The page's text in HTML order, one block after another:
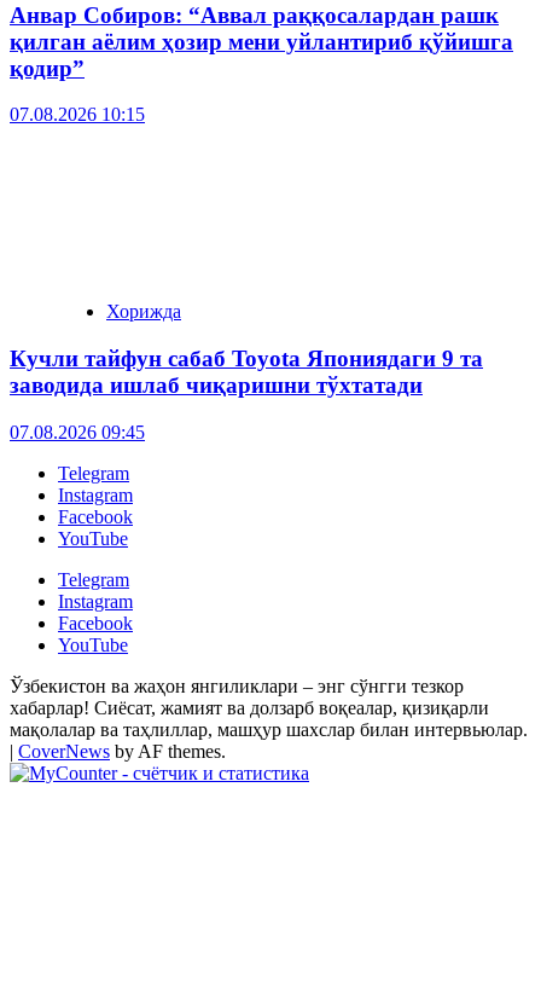
Анвар Собиров: “Аввал раққосалардан рашк
қилган аёлим ҳозир мени уйлантириб қўйишга
қодир”
07.08.2026 10:15
Хорижда
Кучли тайфун сабаб Toyota Япониядаги 9 та
заводида ишлаб чиқаришни тўхтатади
07.08.2026 09:45
Telegram
Instagram
Facebook
YouTube
Telegram
Instagram
Facebook
YouTube
Ўзбекистон ва жаҳон янгиликлари – энг сўнгги тезкор
хабарлар! Сиёсат, жамият ва долзарб воқеалар, қизиқарли
мақолалар ва таҳлиллар, машҳур шахслар билан интервьюлар.
| CoverNews by AF themes.